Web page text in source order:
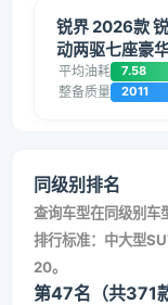
锐界 2026款
动两驱七座豪
平均油耗 7.58
整备质量 2011
同级别排名
查询车型在同级别车
排行标准：中大型
20。
第47名（共371